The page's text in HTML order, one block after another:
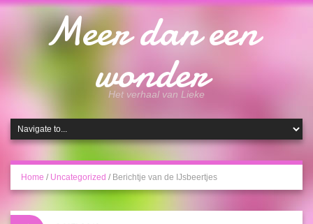
Meer dan een
wonder
Het verhaal van Lieke
Home / Uncategorized / Berichtje van de IJsbeertjes